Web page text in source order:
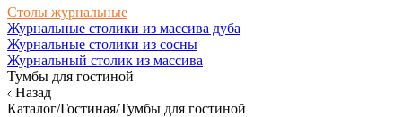
Столы журнальные
Журнальные столики из массива дуба
Журнальные столики из сосны
Журнальный столик из массива
Тумбы для гостиной
Назад
Каталог/Гостиная/Тумбы для гостиной